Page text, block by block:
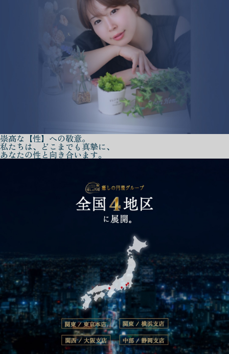
崇高な【性】への敬意。
私たちは、どこまでも真摯に、
あなたの性と向き合います。